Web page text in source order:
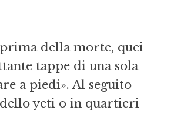
della morte, quei
tappe di una sola
a piedi». Al seguito
yeti o in quartieri